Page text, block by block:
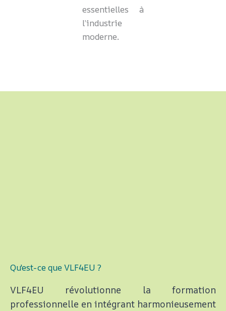
essentielles à
l’industrie
moderne.
Qu'est-ce que VLF4EU ?
VLF4EU révolutionne la formation
professionnelle en intégrant harmonieusement